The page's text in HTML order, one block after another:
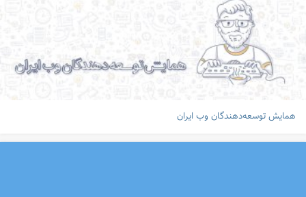
همایش توسعه‌دهندگان وب ایران